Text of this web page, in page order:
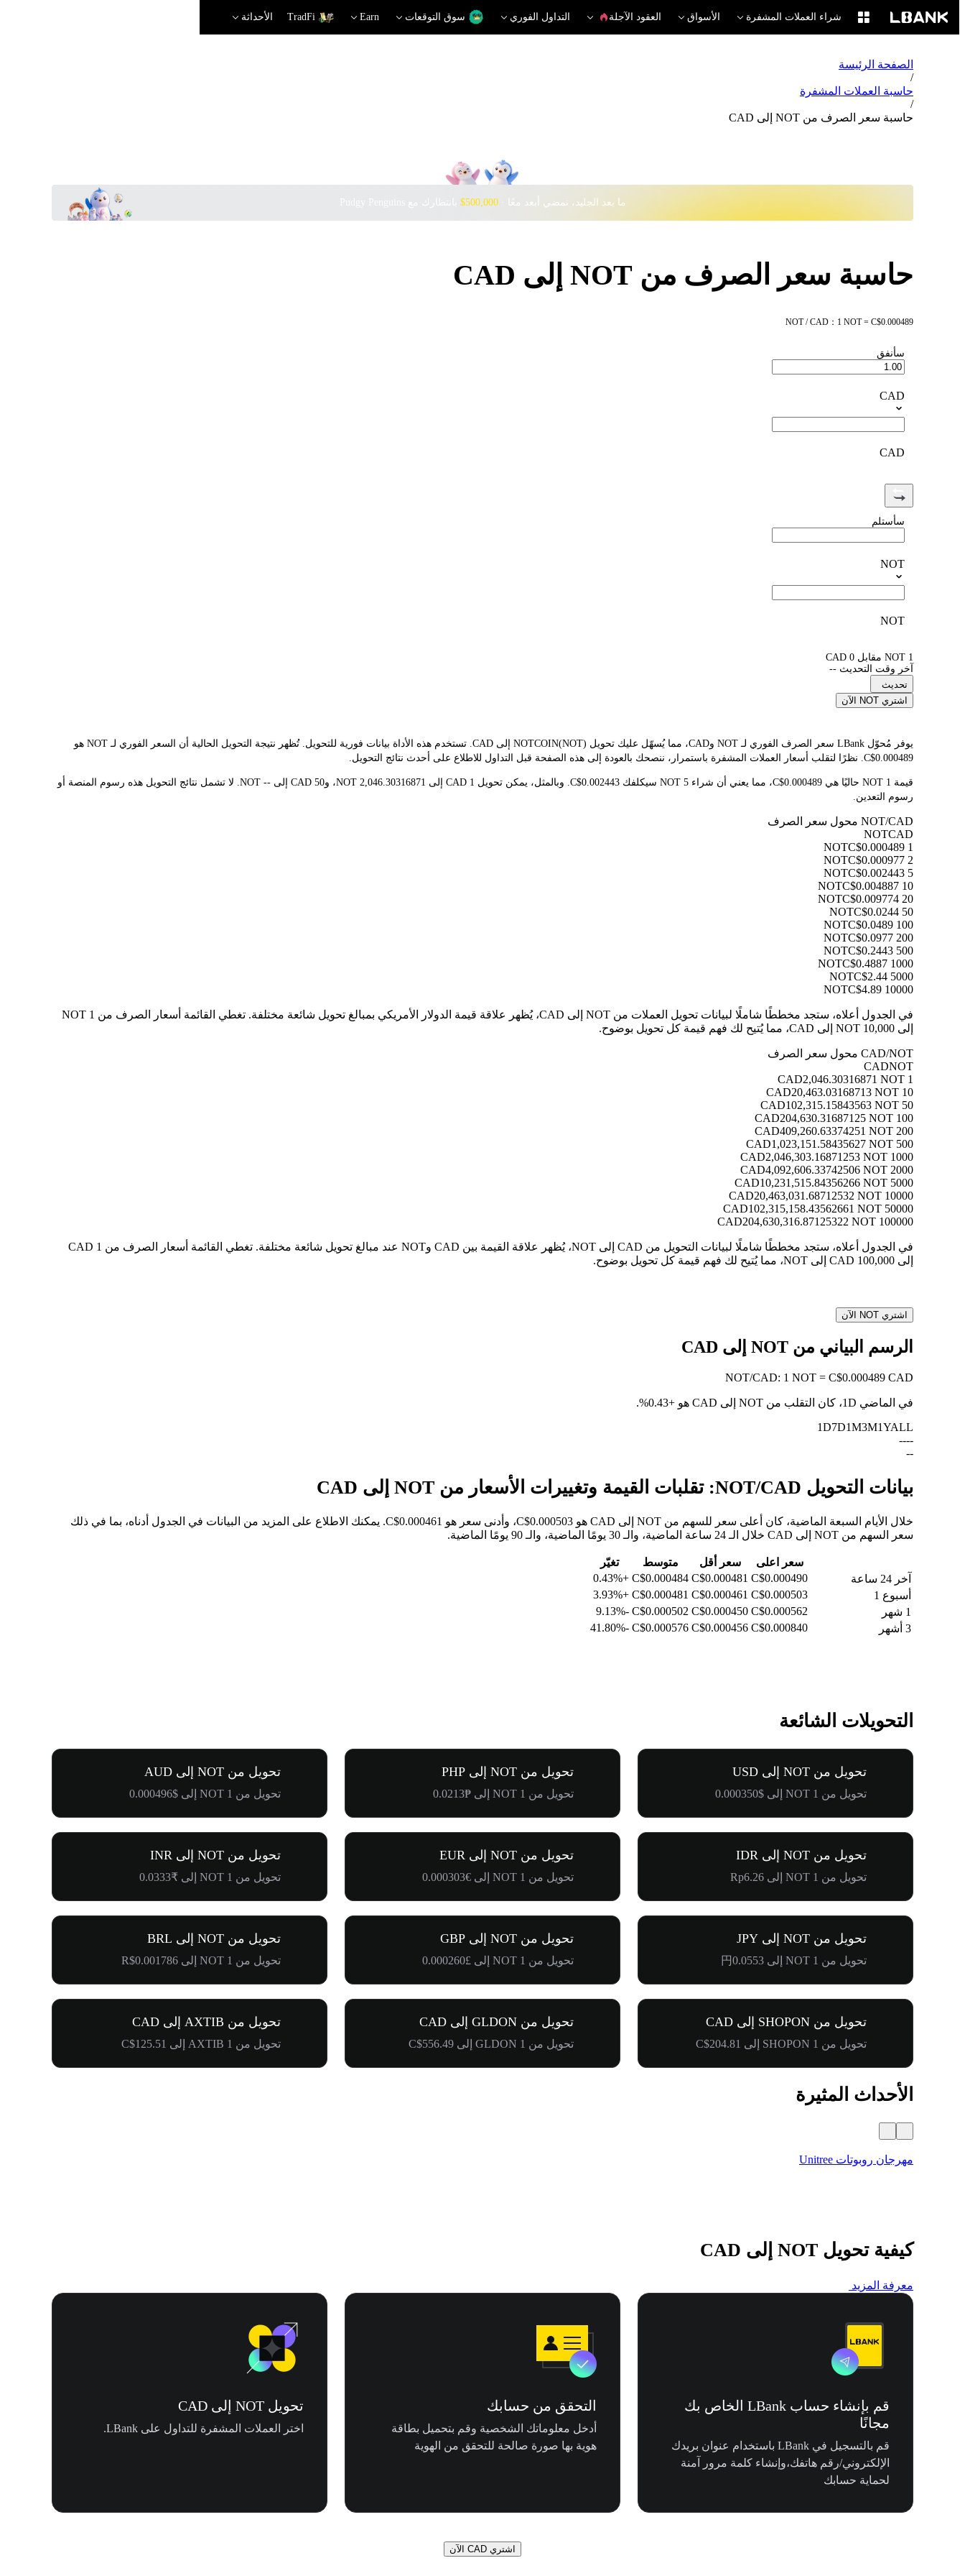
شراء العملات المشفرة الأسواق العقود الآجلة التداول الفوري سوق التوقعات Earn
TradFi الأحداثة
الصفحة الرئيسة
/
حاسبة العملات المشفرة
/
حاسبة سعر الصرف من NOT إلى CAD
ما بعد الجليد، نمضي أبعد معًا · ‎$500,000 بانتظارك مع Pudgy Penguins
حاسبة سعر الصرف من NOT إلى CAD
NOT / CAD：1 NOT = C$0.000489
سأنفق
CAD
CAD
سأستلم
NOT
NOT
1 NOT مقابل 0 CAD
آخر وقت التحديث --
تحديث
اشتري NOT الآن
يوفر مُحوّل LBank سعر الصرف الفوري لـ NOT وCAD، مما يُسهّل عليك تحويل NOTCOIN(NOT) إلى CAD. تستخدم هذه الأداة بيانات فورية للتحويل. تُظهر نتيجة التحويل الحالية أن السعر الفوري لـ NOT هو
C$0.000489. نظرًا لتقلب أسعار العملات المشفرة باستمرار، ننصحك بالعودة إلى هذه الصفحة قبل التداول للاطلاع على أحدث نتائج التحويل.
قيمة 1 NOT حاليًا هي C$0.000489، مما يعني أن شراء 5 NOT سيكلفك C$0.002443. وبالمثل، يمكن تحويل 1 CAD إلى 2,046.30316871 NOT، و50 CAD إلى -- NOT. لا تشمل نتائج التحويل هذه رسوم المنصة أو
رسوم التعدين.
NOT/CAD محول سعر الصرف
NOTCAD
1 NOT
C$0.000489
2 NOT
C$0.000977
5 NOT
C$0.002443
10 NOT
C$0.004887
20 NOT
C$0.009774
50 NOT
C$0.0244
100 NOT
C$0.0489
200 NOT
C$0.0977
500 NOT
C$0.2443
1000 NOT
C$0.4887
5000 NOT
C$2.44
10000 NOT
C$4.89
في الجدول أعلاه، ستجد مخططًا شاملًا لبيانات تحويل العملات من NOT إلى CAD، يُظهر علاقة قيمة الدولار الأمريكي بمبالغ تحويل شائعة مختلفة. تغطي القائمة أسعار الصرف من 1 NOT
إلى 10,000 NOT إلى CAD، مما يُتيح لك فهم قيمة كل تحويل بوضوح.
CAD/NOT محول سعر الصرف
CADNOT
1 CAD
2,046.30316871 NOT
10 CAD
20,463.03168713 NOT
50 CAD
102,315.15843563 NOT
100 CAD
204,630.31687125 NOT
200 CAD
409,260.63374251 NOT
500 CAD
1,023,151.58435627 NOT
1000 CAD
2,046,303.16871253 NOT
2000 CAD
4,092,606.33742506 NOT
5000 CAD
10,231,515.84356266 NOT
10000 CAD
20,463,031.68712532 NOT
50000 CAD
102,315,158.43562661 NOT
100000 CAD
204,630,316.87125322 NOT
في الجدول أعلاه، ستجد مخططًا شاملًا لبيانات التحويل من CAD إلى NOT، يُظهر علاقة القيمة بين CAD وNOT عند مبالغ تحويل شائعة مختلفة. تغطي القائمة أسعار الصرف من 1 CAD
إلى 100,000 CAD إلى NOT، مما يُتيح لك فهم قيمة كل تحويل بوضوح.
اشتري NOT الآن
الرسم البياني من NOT إلى CAD
NOT/CAD: 1 NOT = C$0.000489 CAD
في الماضي 1D، كان التقلب من NOT إلى CAD هو +0.43%
.
1D7D1M3M1YALL
--
--
--
بيانات التحويل NOT/CAD: تقلبات القيمة وتغييرات الأسعار من NOT إلى CAD
خلال الأيام السبعة الماضية، كان أعلى سعر للسهم من NOT إلى CAD هو C$0.000503، وأدنى سعر هو C$0.000461. يمكنك الاطلاع على المزيد من البيانات في الجدول أدناه، بما في ذلك
سعر السهم من NOT إلى CAD خلال الـ 24 ساعة الماضية، والـ 30 يومًا الماضية، والـ 90 يومًا الماضية.
سعر اعلى سعر أقل متوسط
تغيّر
آخر 24 ساعة
C$0.000490
C$0.000481
C$0.000484
+0.43%
أسبوع 1
C$0.000503
C$0.000461
C$0.000481
+3.93%
1 شهر
C$0.000562
C$0.000450
C$0.000502
-9.13%
3 أشهر
C$0.000840
C$0.000456
C$0.000576
-41.80%
التحويلات الشائعة
تحويل من NOT إلى USD
تحويل من 1 NOT إلى $0.000350
تحويل من NOT إلى PHP
تحويل من 1 NOT إلى ₱0.0213
تحويل من NOT إلى AUD
تحويل من 1 NOT إلى $0.000496
تحويل من NOT إلى IDR
تحويل من 1 NOT إلى Rp6.26
تحويل من NOT إلى EUR
تحويل من 1 NOT إلى €0.000303
تحويل من NOT إلى INR
تحويل من 1 NOT إلى ₹0.0333
تحويل من NOT إلى JPY
تحويل من 1 NOT إلى 円0.0553
تحويل من NOT إلى GBP
تحويل من 1 NOT إلى £0.000260
تحويل من NOT إلى BRL
تحويل من 1 NOT إلى R$0.001786
تحويل من SHOPON إلى CAD
تحويل من 1 SHOPON إلى C$204.81
تحويل من GLDON إلى CAD
تحويل من 1 GLDON إلى C$556.49
تحويل من AXTIB إلى CAD
تحويل من 1 AXTIB إلى C$125.51
الأحداث المثيرة
مهرجان روبوتات Unitree
كيفية تحويل NOT إلى CAD
معرفة المزيد
قم بإنشاء حساب LBank الخاص بك
مجانًا
قم بالتسجيل في LBank باستخدام عنوان بريدك
الإلكتروني/رقم هاتفك،وإنشاء كلمة مرور آمنة
لحماية حسابك
التحقق من حسابك
أدخل معلوماتك الشخصية وقم بتحميل بطاقة
هوية بها صورة صالحة للتحقق من الهوية
تحويل NOT إلى CAD
اختر العملات المشفرة للتداول على LBank.
اشتري CAD الآن